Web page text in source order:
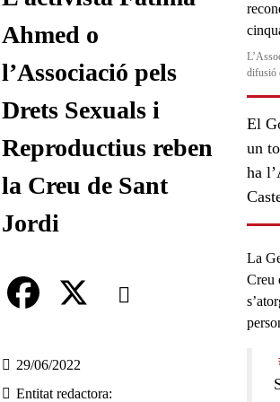
Ahmed o
l’Associació pels
Drets Sexuals i
Reproductius reben
la Creu de Sant
Jordi
Comparteix
a
c
Compartir en altres xarxes
29/06/2022
Entitat redactora
difusió
El
un
ha
La
Creu